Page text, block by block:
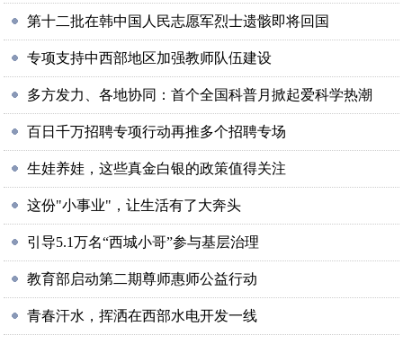
第十二批在韩中国人民志愿军烈士遗骸即将回国
专项支持中西部地区加强教师队伍建设
多方发力、各地协同：首个全国科普月掀起爱科学热潮
百日千万招聘专项行动再推多个招聘专场
生娃养娃，这些真金白银的政策值得关注
这份"小事业"，让生活有了大奔头
引导5.1万名“西城小哥”参与基层治理
教育部启动第二期尊师惠师公益行动
青春汗水，挥洒在西部水电开发一线